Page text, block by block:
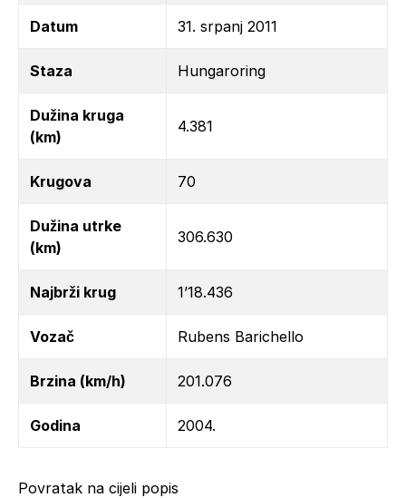
Datum 31. srpanj 2011
Staza Hungaroring
Dužina kruga
(km)
4.381
Krugova 70
Dužina utrke
(km)
306.630
Najbrži krug 1’18.436
Vozač Rubens Barichello
Brzina (km/h) 201.076
Godina 2004.
Povratak na cijeli popis